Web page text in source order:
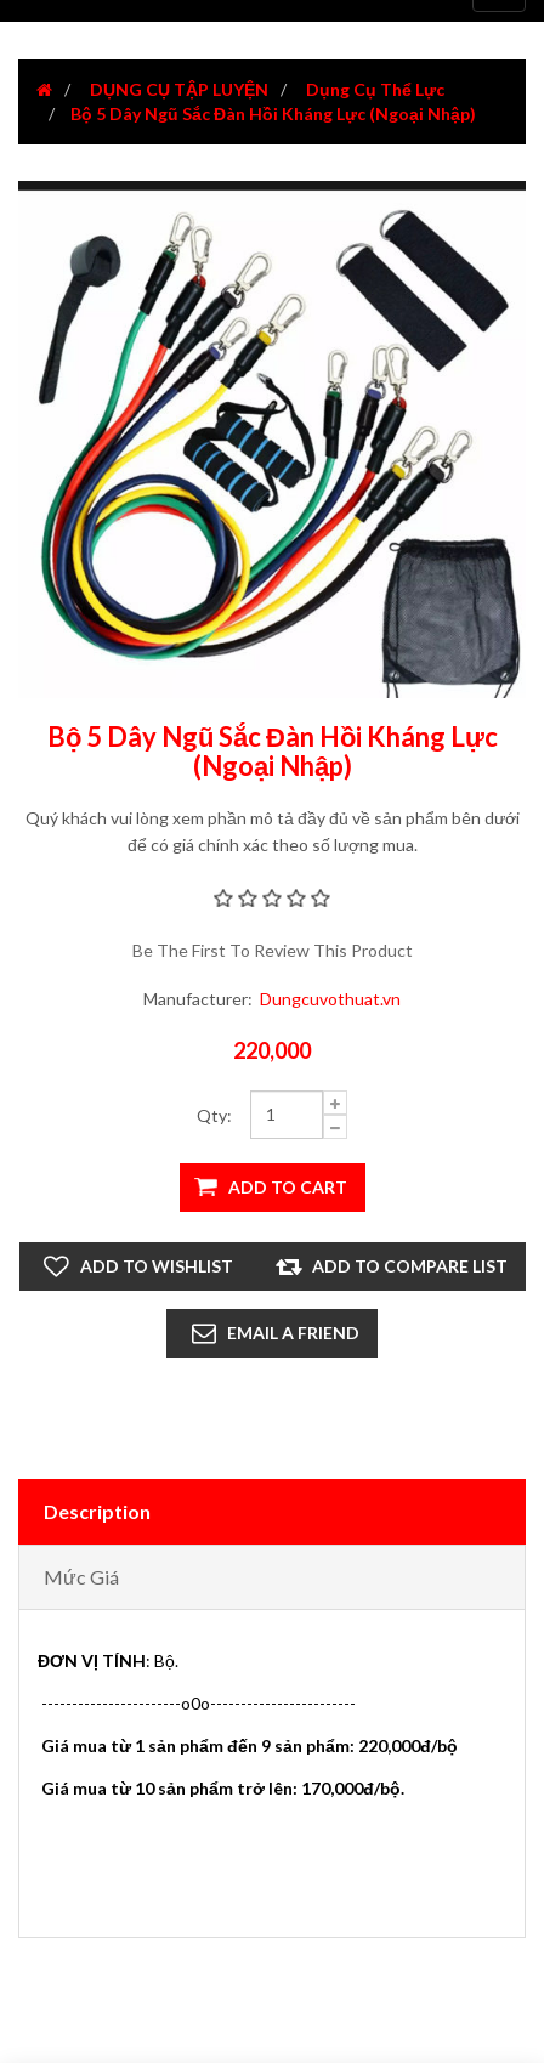
DỤNG CỤ TẬP LUYỆN
Dụng Cụ Thể Lực
Bộ 5 Dây Ngũ Sắc Đàn Hồi Kháng Lực (Ngoại Nhập)
Bộ 5 Dây Ngũ Sắc Đàn Hồi Kháng Lực
(Ngoại Nhập)
Quý khách vui lòng xem phần mô tả đầy đủ về sản phẩm bên dưới
để có giá chính xác theo số lượng mua.
Be The First To Review This Product
Manufacturer: Dungcuvothuat.vn
220,000
Qty:
Description
Mức Giá
ĐƠN VỊ TÍNH: Bộ.
-----------------------o0o------------------------
Giá mua từ 1 sản phẩm đến 9 sản phẩm: 220,000đ/bộ
Giá mua từ 10 sản phẩm trở lên: 170,000đ/bộ.